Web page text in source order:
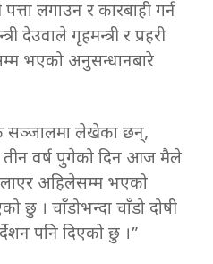
पत्ता लगाउन र कारबाही गर्न
देउवाले गृहमन्त्री र प्रहरी
भएको अनुसन्धानबारे
सञ्जालमा लेखेका छन्,
तीन वर्ष पुगेको दिन आज मैले
अहिलेसम्म भएको
छु । चाँडोभन्दा चाँडो दोषी
पनि दिएको छु ।”